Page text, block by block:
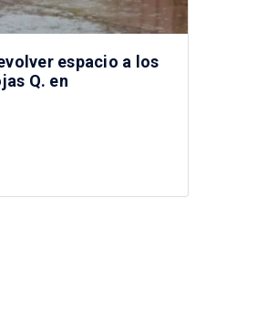
espacio a los
Q. en